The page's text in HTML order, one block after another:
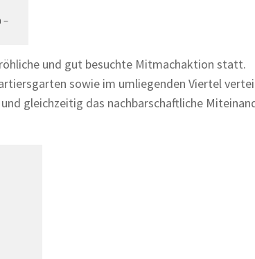
–
und gut besuchte Mitmachaktion statt.
sowie im umliegenden Viertel
gleichzeitig das nachbarschaftliche